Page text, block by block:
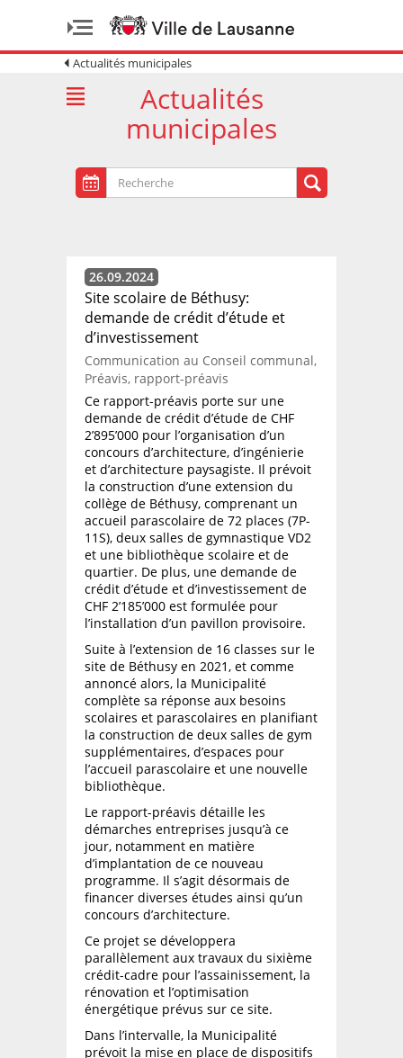
Actualités municipales
Actualités
municipales
26.09.2024
Site scolaire de Béthusy:
demande de crédit d’étude et
d’investissement
Communication au Conseil communal,
Préavis, rapport-préavis
Ce rapport-préavis porte sur une
demande de crédit d’étude de CHF
2’895’000 pour l’organisation d’un
concours d’architecture, d’ingénierie
et d’architecture paysagiste. Il prévoit
la construction d’une extension du
collège de Béthusy, comprenant un
accueil parascolaire de 72 places (7P-
11S), deux salles de gymnastique VD2
et une bibliothèque scolaire et de
quartier. De plus, une demande de
crédit d’étude et d’investissement de
CHF 2’185’000 est formulée pour
l’installation d’un pavillon provisoire.
Suite à l’extension de 16 classes sur le
site de Béthusy en 2021, et comme
annoncé alors, la Municipalité
complète sa réponse aux besoins
scolaires et parascolaires en planifiant
la construction de deux salles de gym
supplémentaires, d’espaces pour
l’accueil parascolaire et une nouvelle
bibliothèque.
Le rapport-préavis détaille les
démarches entreprises jusqu’à ce
jour, notamment en matière
d’implantation de ce nouveau
programme. Il s’agit désormais de
financer diverses études ainsi qu’un
concours d’architecture.
Ce projet se développera
parallèlement aux travaux du sixième
crédit-cadre pour l’assainissement, la
rénovation et l’optimisation
énergétique prévus sur ce site.
Dans l’intervalle, la Municipalité
prévoit la mise en place de dispositifs